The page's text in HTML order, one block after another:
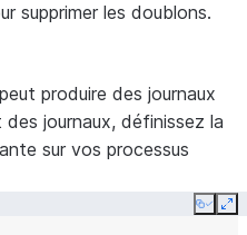
supprimer les doublons.
produire des journaux
journaux, définissez la
sur vos processus
Copy